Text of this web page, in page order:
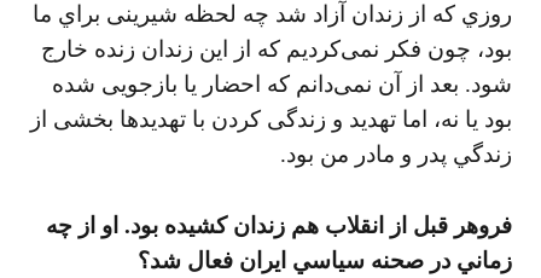
روزي كه از زندان آزاد شد چه لحظه شيرينی براي ما
بود، چون فكر نمی‌كرديم كه از اين زندان زنده خارج
شود. بعد از آن نمی‌دانم كه احضار يا بازجویی شده
بود يا نه، اما تهديد و زندگی كردن با تهديدها بخشی از
زندگي پدر و مادر من بود.
فروهر قبل از انقلاب هم زندان كشيده بود. او از چه
زماني در صحنه سياسي ايران فعال شد؟